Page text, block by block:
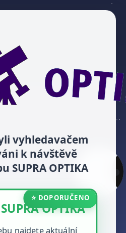
vyhledavačem
k návštěvě
SUPRA OPTIKA
⭐ DOPORUČENO
OPTIKA
najdete aktuální